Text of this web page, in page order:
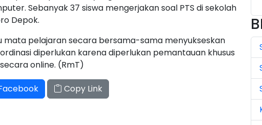
Sebanyak 37 siswa mengerjakan soal PTS di sekolah
Depok.
mata pelajaran secara bersama-sama menyukseskan
diperlukan karena diperlukan pemantauan khusus
online. (RmT)
Copy Link